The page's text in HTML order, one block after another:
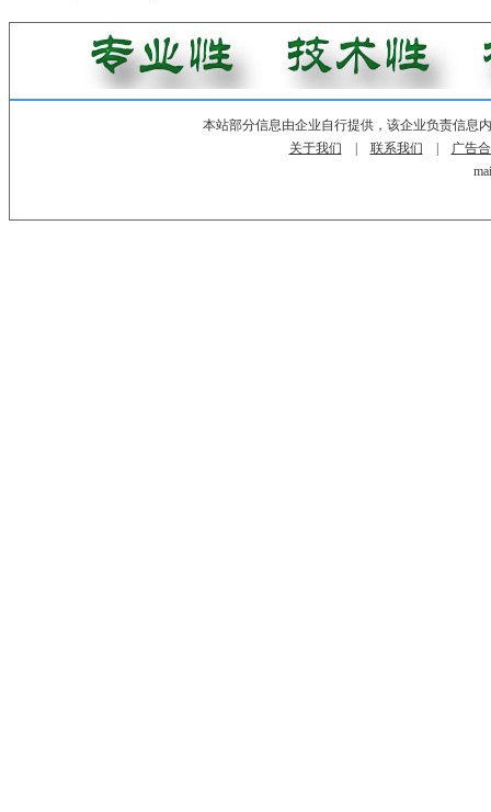
本站部分信息由企业自行提供，该企业负责信息
关于我们
联系我们
广告